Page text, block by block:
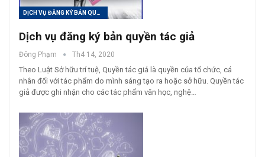
DỊCH VỤ ĐĂNG KÝ BẢN QUYỀN TÁC GIẢ
Dịch vụ đăng ký bản quyền tác giả
Đông Phạm Th4 14, 2020
Theo Luật Sở hữu trí tuệ, Quyền tác giả là quyền của tổ chức, cá
nhân đối với tác phẩm do mình sáng tạo ra hoặc sở hữu. Quyền tác
giả được ghi nhận cho các tác phẩm văn học, nghệ…